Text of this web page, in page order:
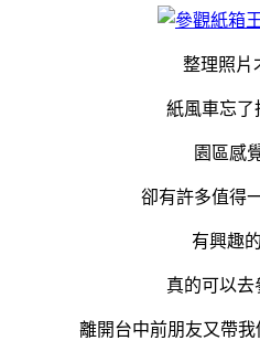
整理照片
紙風車忘了
園區感
卻有許多值得
有興趣
真的可以去
離開台中前朋友又帶